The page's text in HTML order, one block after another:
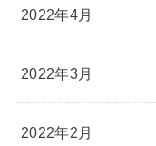
2022年4月
2022年3月
2022年2月